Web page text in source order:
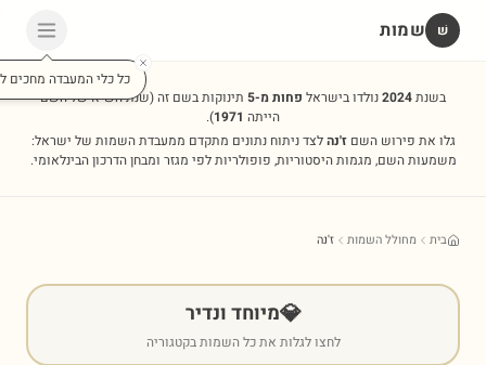
שׁ שמות
כל כלי המעבדה מחכים
בשנת2024נולדו בישראל פחות מ-5 תינוקות בשם זה(שנת השיא של השם
הייתה 1971
).
גלו את פירוש השםז'נהלצד ניתוח נתונים מתקדם ממעבדת השמות של ישראל:
משמעות השם, מגמות היסטוריות, פופולריות לפי מגזר ומבחן הדרכון הבינלאומי.
בית מחולל השמות ז'נה
💎מיוחד ונדיר
לחצו לגלות את כל השמות בקטגוריה